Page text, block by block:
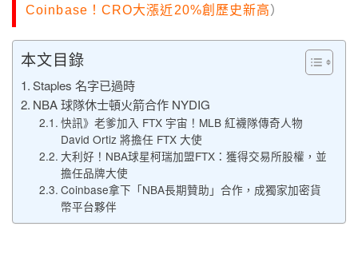
Coinbase！CRO大漲近20%創歷史新高 ）
本文目錄
Staples 名字已過時
NBA 球隊休士頓火箭合作 NYDIG
快訊》老爹加入 FTX 宇宙！MLB 紅襪隊傳奇人物
David Ortiz 將擔任 FTX 大使
大利好！NBA球星柯瑞加盟FTX：獲得交易所股權，並
擔任品牌大使
Coinbase拿下「NBA長期贊助」合作，成獨家加密貨
幣平台夥伴